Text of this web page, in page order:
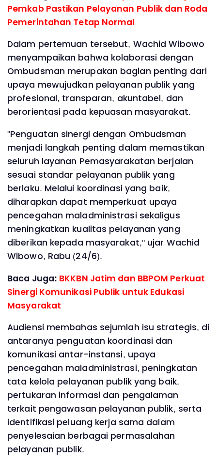
Pemkab Pastikan Pelayanan Publik dan Roda
Pemerintahan Tetap Normal
Dalam pertemuan tersebut, Wachid Wibowo
menyampaikan bahwa kolaborasi dengan
Ombudsman merupakan bagian penting dari
upaya mewujudkan pelayanan publik yang
profesional, transparan, akuntabel, dan
berorientasi pada kepuasan masyarakat.
"Penguatan sinergi dengan Ombudsman
menjadi langkah penting dalam memastikan
seluruh layanan Pemasyarakatan berjalan
sesuai standar pelayanan publik yang
berlaku. Melalui koordinasi yang baik,
diharapkan dapat memperkuat upaya
pencegahan maladministrasi sekaligus
meningkatkan kualitas pelayanan yang
diberikan kepada masyarakat," ujar Wachid
Wibowo, Rabu (24/6).
Baca Juga: BKKBN Jatim dan BBPOM Perkuat
Sinergi Komunikasi Publik untuk Edukasi
Masyarakat
Audiensi membahas sejumlah isu strategis, di
antaranya penguatan koordinasi dan
komunikasi antar-instansi, upaya
pencegahan maladministrasi, peningkatan
tata kelola pelayanan publik yang baik,
pertukaran informasi dan pengalaman
terkait pengawasan pelayanan publik, serta
identifikasi peluang kerja sama dalam
penyelesaian berbagai permasalahan
pelayanan publik.